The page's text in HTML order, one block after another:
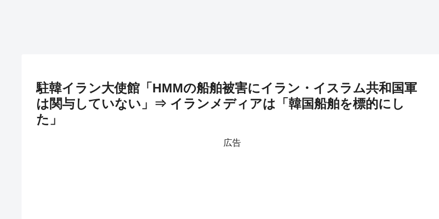
駐韓イラン大使館「HMMの船舶被害にイラン・イスラム共和国軍
は関与していない」⇒ イランメディアは「韓国船舶を標的にし
た」
広告